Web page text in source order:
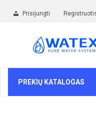
Prisijungti
PREKIŲ KATALOGAS